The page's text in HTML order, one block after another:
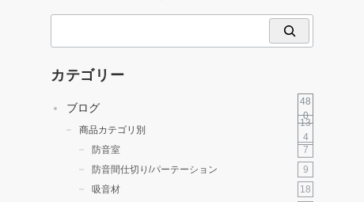
カテゴリー
ブログ
48
0
商品カテゴリ別
13
4
防音室
7
防音間仕切り/パーテーション
9
吸音材
18